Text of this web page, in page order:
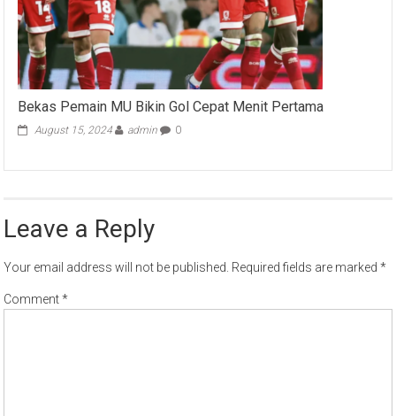
Bekas Pemain MU Bikin Gol Cepat Menit Pertama
August 15, 2024 admin 0
Leave a Reply
Your email address will not be published. Required fields are marked*
Comment*